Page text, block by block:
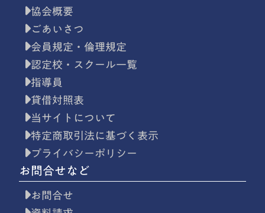
協会概要
ごあいさつ
会員規定・倫理規定
認定校・スクール一覧
指導員
貸借対照表
当サイトについて
特定商取引法に基づく表示
プライバシーポリシー
お問合せなど
お問合せ